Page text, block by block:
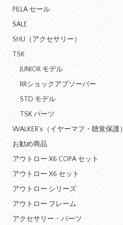
PILLA セール
SALE
SHU（アクセサリー）
TSK
JUNIOR モデル
RRショックアブソーバー
STD モデル
TSK パーツ
WALKER's（イヤーマフ・聴覚保護）
お勧め商品
アウトロー X6 COPA セット
アウトロー X6 セット
アウトロー シリーズ
アウトロー フレーム
アクセサリー・パーツ